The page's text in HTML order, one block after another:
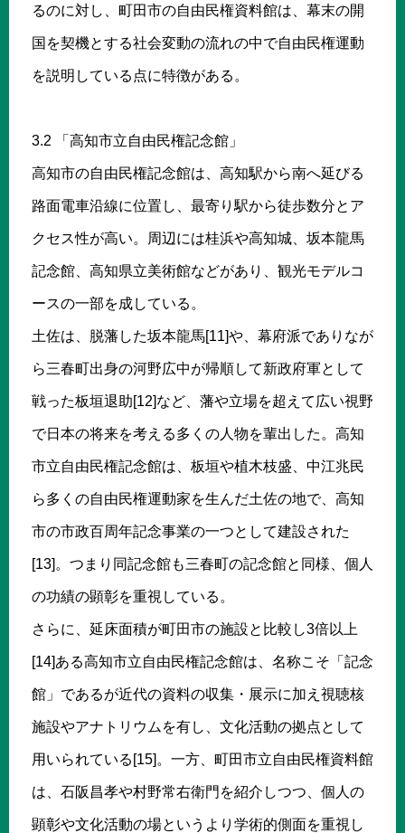
るのに対し、町田市の自由民権資料館は、幕末の開
国を契機とする社会変動の流れの中で自由民権運動
を説明している点に特徴がある。
3.2 「高知市立自由民権記念館」
高知市の自由民権記念館は、高知駅から南へ延びる
路面電車沿線に位置し、最寄り駅から徒歩数分とア
クセス性が高い。周辺には桂浜や高知城、坂本龍馬
記念館、高知県立美術館などがあり、観光モデルコ
ースの一部を成している。
土佐は、脱藩した坂本龍馬[11]や、幕府派でありなが
ら三春町出身の河野広中が帰順して新政府軍として
戦った板垣退助[12]など、藩や立場を超えて広い視野
で日本の将来を考える多くの人物を輩出した。高知
市立自由民権記念館は、板垣や植木枝盛、中江兆民
ら多くの自由民権運動家を生んだ土佐の地で、高知
市の市政百周年記念事業の一つとして建設された
[13]。つまり同記念館も三春町の記念館と同様、個人
の功績の顕彰を重視している。
さらに、延床面積が町田市の施設と比較し3倍以上
[14]ある高知市立自由民権記念館は、名称こそ「記念
館」であるが近代の資料の収集・展示に加え視聴核
施設やアナトリウムを有し、文化活動の拠点として
用いられている[15]。一方、町田市立自由民権資料館
は、石阪昌孝や村野常右衛門を紹介しつつ、個人の
顕彰や文化活動の場というより学術的側面を重視し